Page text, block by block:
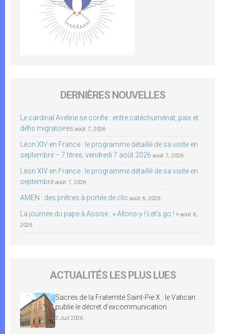
DERNIÈRES NOUVELLES
Le cardinal Aveline se confie : entre catéchuménat, paix et
défis migratoires août 7, 2026
Léon XIV en France : le programme détaillé de sa visite en
septembre – 7 titres, vendredi 7 août 2026 août 7, 2026
Léon XIV en France : le programme détaillé de sa visite en
septembre août 7, 2026
AMEN : des prêtres à portée de clic août 6, 2026
La journée du pape à Assise : « Allons-y ! Let’s go ! » août 6,
2026
ACTUALITÉS LES PLUS LUES
Sacres de la Fraternité Saint-Pie X : le Vatican
publie le décret d’excommunication
2 Juil 2026